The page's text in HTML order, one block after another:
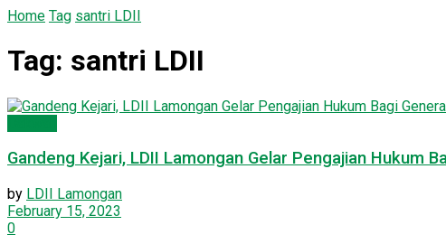
Home Tag santri LDII
Tag: santri LDII
Gandeng Kejari, LDII Lamongan Gelar Pengajian Hukum
by LDII Lamongan
February 15, 2023
0